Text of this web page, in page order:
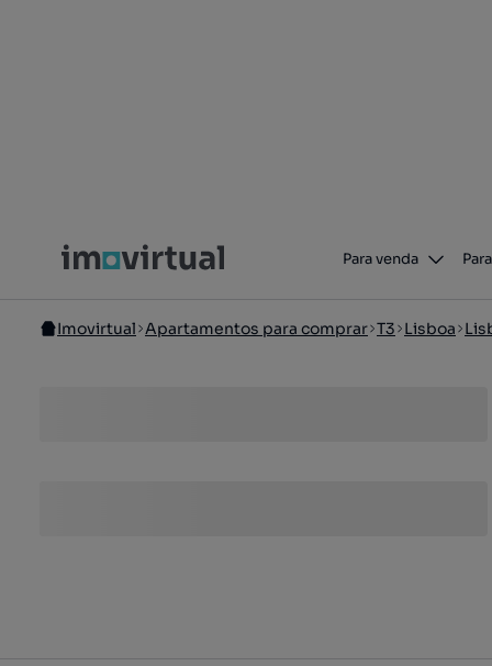
Para venda
Imovirtual Apartamentos para comprar T3 Lisboa